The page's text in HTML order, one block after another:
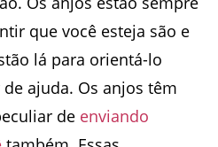
que você esteja são e
lá para orientá-lo
ajuda. Os anjos têm
de enviando